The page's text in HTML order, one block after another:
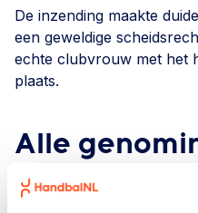
De inzending maakte
een geweldige
echte clubvrouw met het
plaats.
Alle
Naam